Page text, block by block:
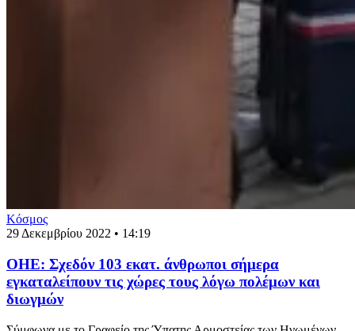
Κόσμος
29 Δεκεμβρίου 2022 • 14:19
ΟΗΕ: Σχεδόν 103 εκατ. άνθρωποι σήμερα
εγκαταλείπουν τις χώρες τους λόγω πολέμων και
διωγμών